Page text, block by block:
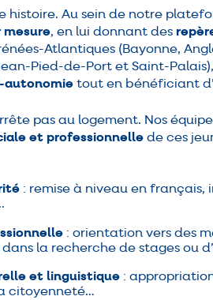
histoire. Au sein de notre
mesure, en lui donnant des
Atlantiques (Bayonne,
Pied-de-Port et Saint-
autonomietout en bénéficiant
pas au logement. Nos
et professionnelle de ces
: remise à niveau en français,
: orientation vers des
la recherche de stages ou
et linguistique :
citoyenneté…